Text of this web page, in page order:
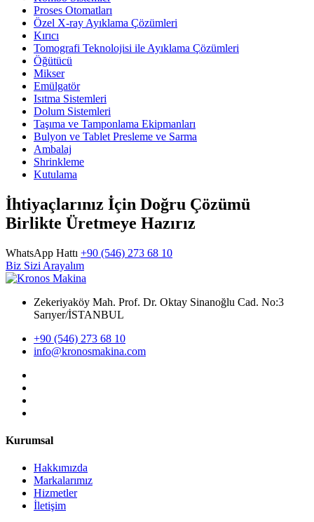
Proses Otomatları
Özel X-ray Ayıklama Çözümleri
Kırıcı
Tomografi Teknolojisi ile Ayıklama Çözümleri
Öğütücü
Mikser
Emülgatör
Isıtma Sistemleri
Dolum Sistemleri
Taşıma ve Tamponlama Ekipmanları
Bulyon ve Tablet Presleme ve Sarma
Ambalaj
Shrinkleme
Kutulama
İhtiyaçlarınız İçin Doğru Çözümü
Birlikte Üretmeye Hazırız
WhatsApp Hattı +90 (546) 273 68 10
Biz Sizi Arayalım
Zekeriyaköy Mah. Prof. Dr. Oktay Sinanoğlu Cad. No:3
Sarıyer/İSTANBUL
+90 (546) 273 68 10
info@kronosmakina.com
Kurumsal
Hakkımızda
Markalarımız
Hizmetler
İletişim